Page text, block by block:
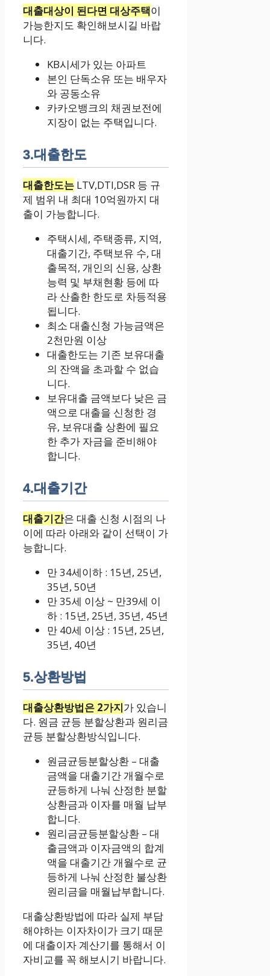
대출대상이 된다면 대상주택이
가능한지도 확인해보시길 바랍
니다.
KB시세가 있는 아파트
본인 단독소유 또는 배우자
와 공동소유
카카오뱅크의 채권보전에
지장이 없는 주택입니다.
3.대출한도
대출한도는 LTV,DTI,DSR 등 규
제 범위 내 최대 10억원까지 대
출이 가능합니다.
주택시세, 주택종류, 지역,
대출기간, 주택보유 수, 대
출목적, 개인의 신용, 상환
능력 및 부채현황 등에 따
라 산출한 한도로 차등적용
됩니다.
최소 대출신청 가능금액은
2천만원 이상
대출한도는 기존 보유대출
의 잔액을 초과할 수 없습
니다.
보유대출 금액보다 낮은 금
액으로 대출을 신청한 경
유, 보유대출 상환에 필요
한 추가 자금을 준비해야
합니다.
4.대출기간
대출기간은 대출 신청 시점의 나
이에 따라 아래와 같이 선택이 가
능합니다.
만 34세이하 : 15년, 25년,
35년, 50년
만 35세 이상 ~ 만39세 이
하 : 15년, 25년, 35년, 45년
만 40세 이상 : 15년, 25년,
35년, 40년
5.상환방법
대출상환방법은 2가지가 있습니
다. 원금 균등 분할상환과 원리금
균등 분할상환방식입니다.
원금균등분할상환 – 대출
금액을 대출기간 개월수로
균등하게 나눠 산정한 분할
상환금과 이자를 매월 납부
합니다.
원리금균등분할상환 – 대
출금액과 이자금액의 합계
액을 대출기간 개월수로 균
등하게 나눠 산정한 불상환
원리금을 매월납부합니다.
대출상환방법에 따라 실제 부담
해야하는 이자차이가 크기 때문
에 대출이자 계산기를 통해서 이
자비교를 꼭 해보시기 바랍니다.